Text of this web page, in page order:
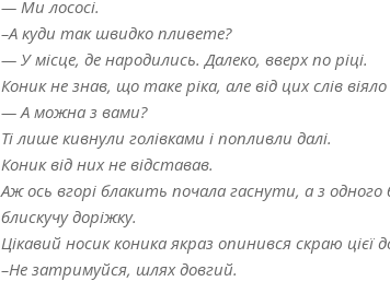
— Ми лососі.
–А куди так швидко пливете?
— У місце, де народились. Далеко, вверх по ріці.
Коник не знав, що таке ріка, але від цих слів
— А можна з вами?
Ті лише кивнули голівками і попливли далі.
Коник від них не відставав.
Аж ось вгорі блакить почала гаснути, а з одного
блискучу доріжку.
Цікавий носик коника якраз опинився скраю
–Не затримуйся, шлях довгий.